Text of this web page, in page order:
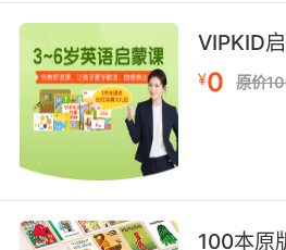
整合效应。
文字符号系统的特殊挑战
中，学员误将“ml”听作
标，这种单位缩写的认知
跨学科场景中的基础性作用
安检标识专项模块，将
Allotment的航空代码等专业
VIPKID
¥0 原价
100本原